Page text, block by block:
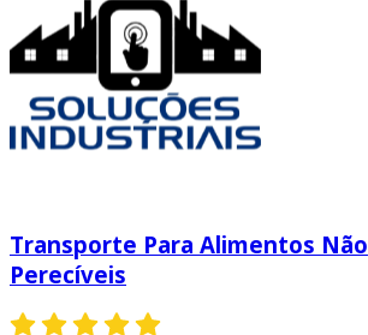
Transporte Para Alimentos Não
Perecíveis